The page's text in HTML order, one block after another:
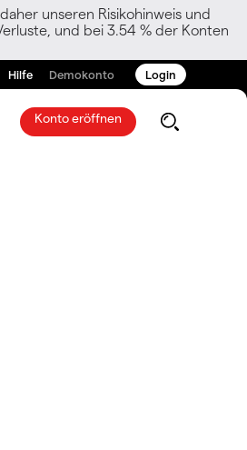
unseren Risikohinweis und
und bei 3.54 % der Konten
Hilfe Demokonto Login
Konto eröffnen